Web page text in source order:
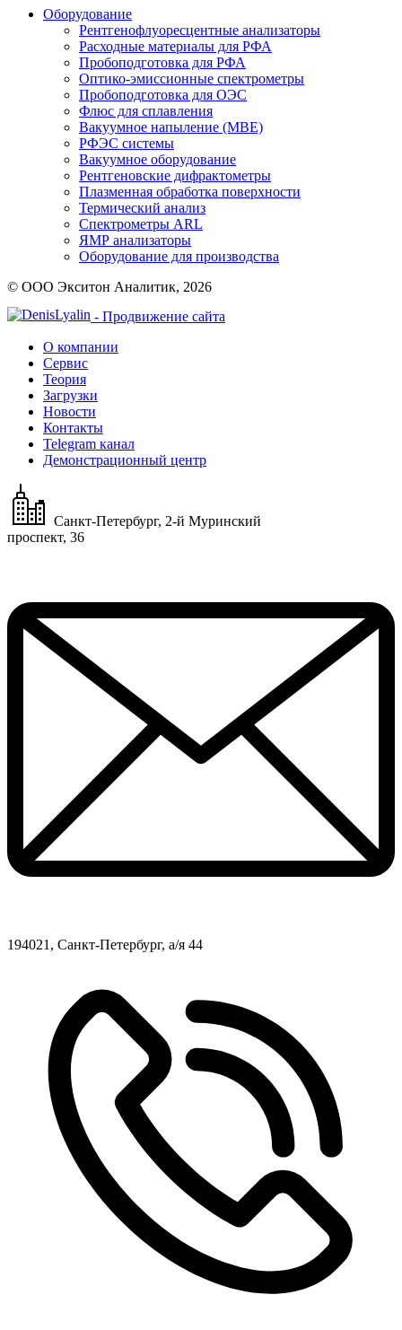
Оборудование
Рентгенофлуоресцентные анализаторы
Расходные материалы для РФА
Пробоподготовка для РФА
Оптико-эмиссионные спектрометры
Пробоподготовка для ОЭС
Флюс для сплавления
Вакуумное напыление (MBE)
РФЭС системы
Вакуумное оборудование
Рентгеновские дифрактометры
Плазменная обработка поверхности
Термический анализ
Спектрометры ARL
ЯМР анализаторы
Оборудование для производства
© ООО Экситон Аналитик, 2026
- Продвижение сайта
О компании
Сервис
Теория
Загрузки
Новости
Контакты
Telegram канал
Демонстрационный центр
Санкт-Петербург, 2-й Муринский
проспект, 36
194021, Санкт-Петербург, а/я 44